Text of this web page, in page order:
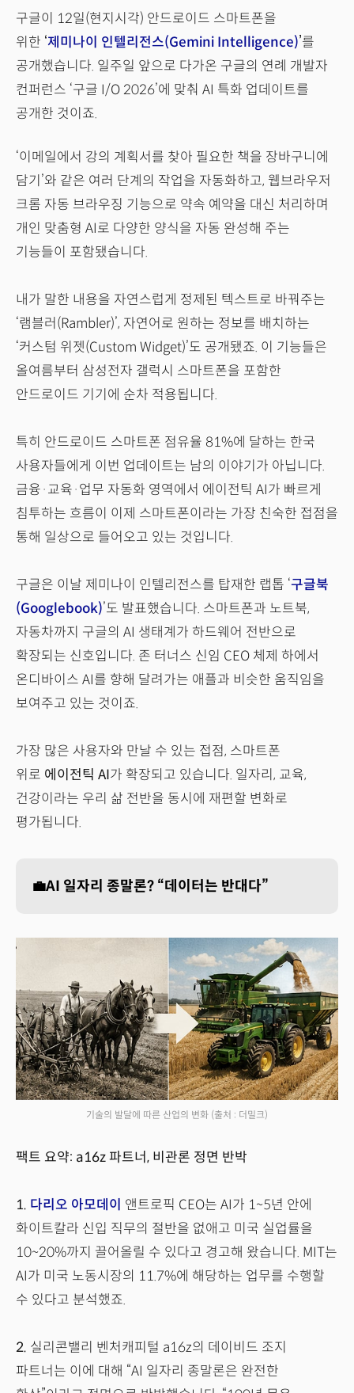
구글이 12일(현지시각) 안드로이드 스마트폰을
위한 ‘제미나이 인텔리전스(Gemini Intelligence)’를
공개했습니다. 일주일 앞으로 다가온 구글의 연례 개발자
컨퍼런스 ‘구글 I/O 2026’에 맞춰 AI 특화 업데이트를
공개한 것이죠.
‘이메일에서 강의 계획서를 찾아 필요한 책을 장바구니에
담기’와 같은 여러 단계의 작업을 자동화하고, 웹브라우저
크롬 자동 브라우징 기능으로 약속 예약을 대신 처리하며
개인 맞춤형 AI로 다양한 양식을 자동 완성해 주는
기능들이 포함됐습니다.
내가 말한 내용을 자연스럽게 정제된 텍스트로 바꿔주는
‘램블러(Rambler)’, 자연어로 원하는 정보를 배치하는
‘커스텀 위젯(Custom Widget)’도 공개됐죠. 이 기능들은
올여름부터 삼성전자 갤럭시 스마트폰을 포함한
안드로이드 기기에 순차 적용됩니다.
특히 안드로이드 스마트폰 점유율 81%에 달하는 한국
사용자들에게 이번 업데이트는 남의 이야기가 아닙니다.
금융·교육·업무 자동화 영역에서 에이전틱 AI가 빠르게
침투하는 흐름이 이제 스마트폰이라는 가장 친숙한 접점을
통해 일상으로 들어오고 있는 것입니다.
구글은 이날 제미나이 인텔리전스를 탑재한 랩톱 ‘구글북
(Googlebook)’도 발표했습니다. 스마트폰과 노트북,
자동차까지 구글의 AI 생태계가 하드웨어 전반으로
확장되는 신호입니다. 존 터너스 신임 CEO 체제 하에서
온디바이스 AI를 향해 달려가는 애플과 비슷한 움직임을
보여주고 있는 것이죠.
가장 많은 사용자와 만날 수 있는 접점, 스마트폰
위로 에이전틱 AI가 확장되고 있습니다. 일자리, 교육,
건강이라는 우리 삶 전반을 동시에 재편할 변화로
평가됩니다.
💼AI 일자리 종말론? “데이터는 반대다”
기술의 발달에 따른 산업의 변화 (출처 : 더밀크)
팩트 요약: a16z 파트너, 비관론 정면 반박
1. 다리오 아모데이 앤트로픽 CEO는 AI가 1~5년 안에
화이트칼라 신입 직무의 절반을 없애고 미국 실업률을
10~20%까지 끌어올릴 수 있다고 경고해 왔습니다. MIT는
AI가 미국 노동시장의 11.7%에 해당하는 업무를 수행할
수 있다고 분석했죠.
2. 실리콘밸리 벤처캐피털 a16z의 데이비드 조지
파트너는 이에 대해 “AI 일자리 종말론은 완전한